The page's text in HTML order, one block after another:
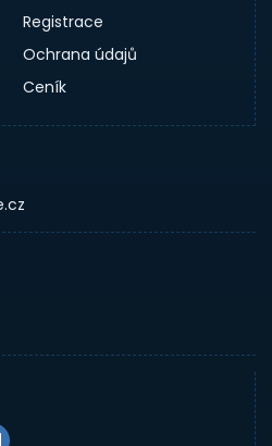
Registrace
Ochrana údajů
Ceník